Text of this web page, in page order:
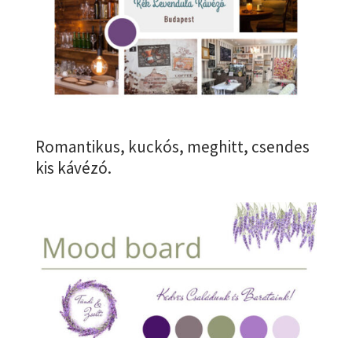
Romantikus, kuckós, meghitt, csendes
kis kávézó.